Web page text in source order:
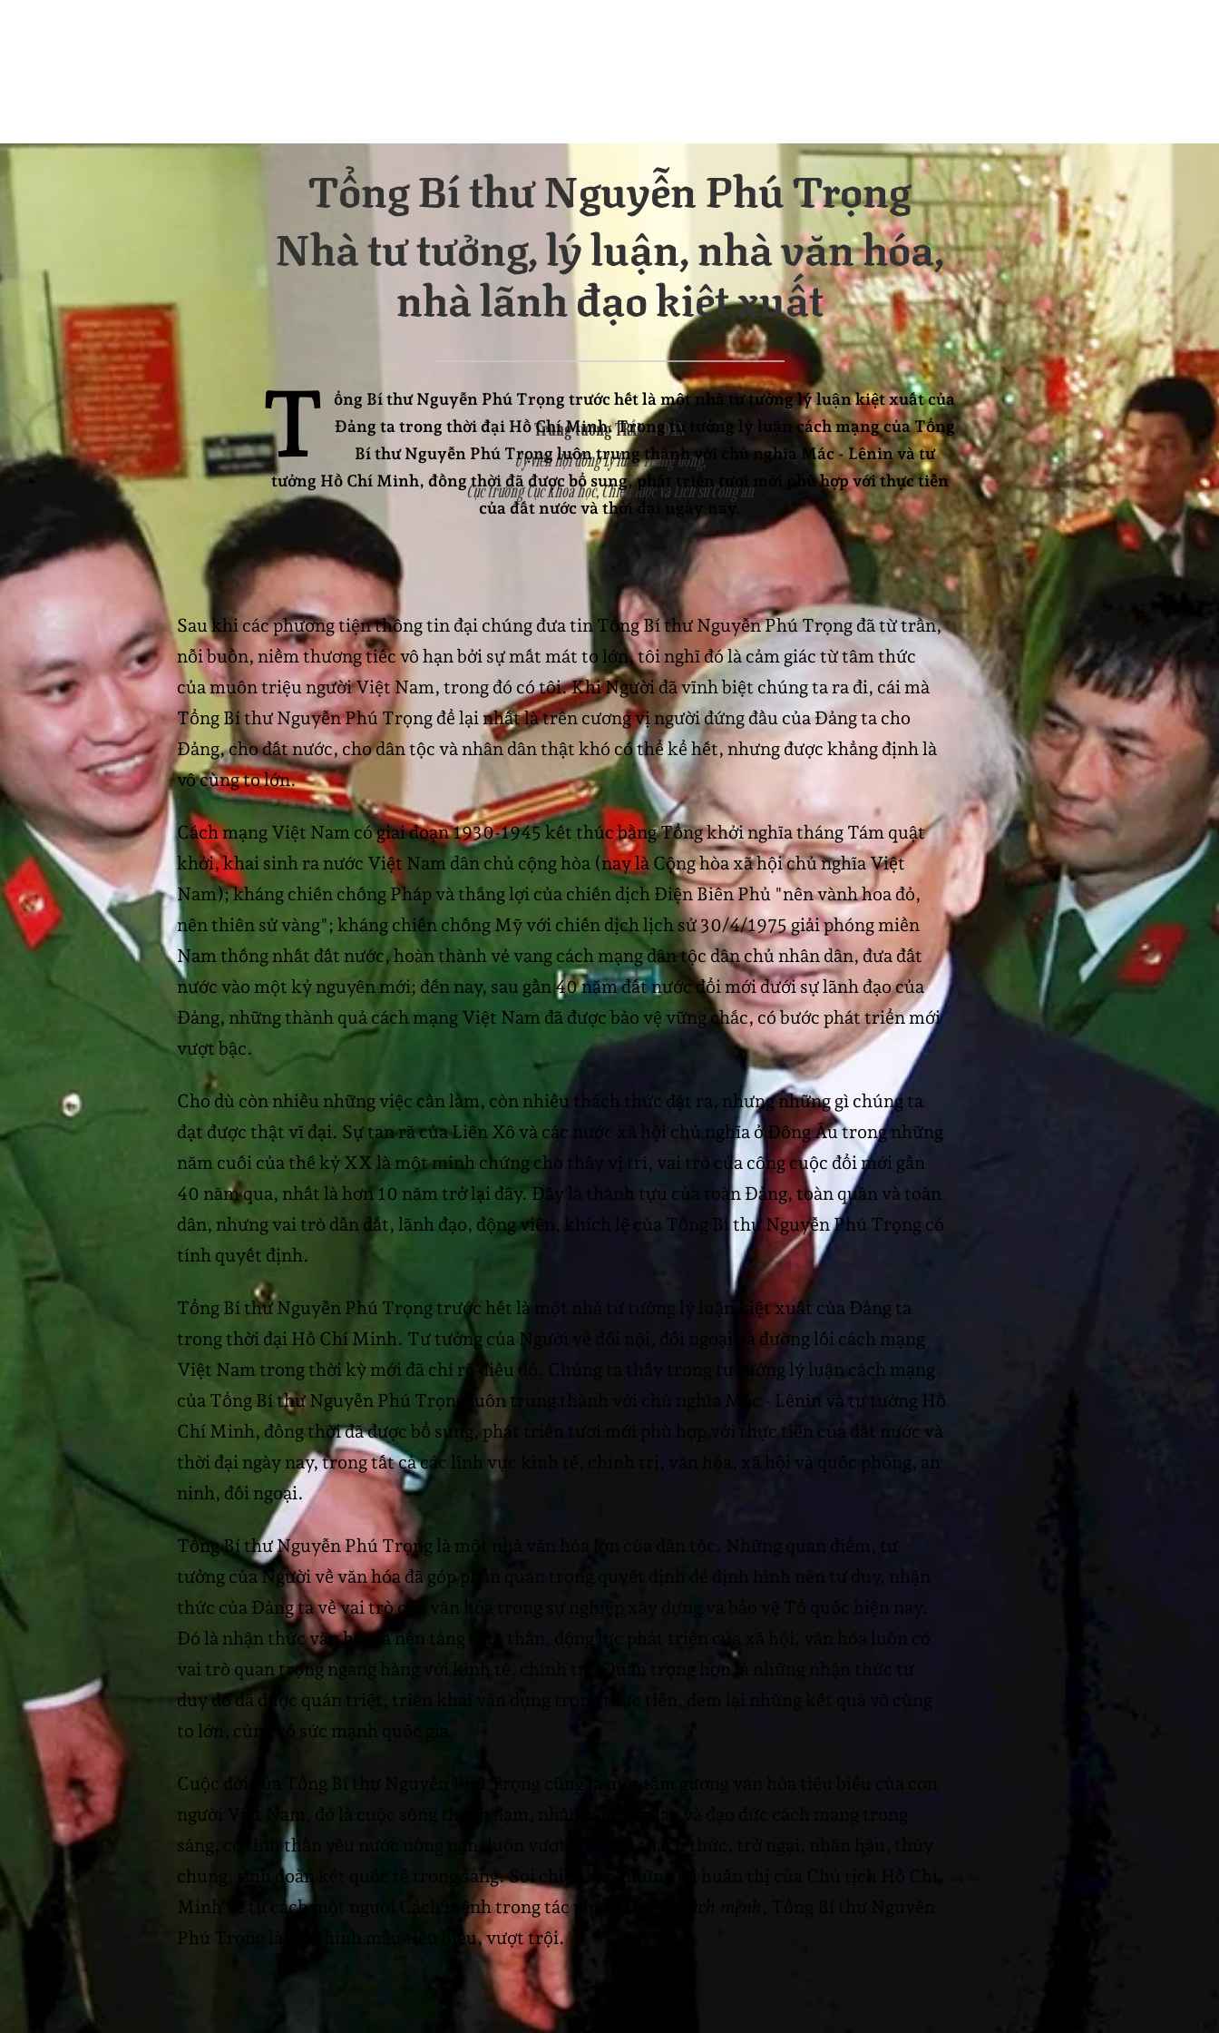
Tổng Bí thư Nguyễn Phú Trọng
Nhà tư tưởng, lý luận, nhà văn hóa,
nhà lãnh đạo kiệt xuất
Trung tướng TRẦN VI DÂN
Ủy viên Hội đồng Lý luận Trung ương,
Cục trưởng Cục Khoa học, Chiến lược và Lịch sử Công an
T
ổng Bí thư Nguyễn Phú Trọng trước hết là một nhà tư tưởng lý luận kiệt xuất của
Đảng ta trong thời đại Hồ Chí Minh. Trong tư tưởng lý luận cách mạng của Tổng
Bí thư Nguyễn Phú Trọng luôn trung thành với chủ nghĩa Mác - Lênin và tư
tưởng Hồ Chí Minh, đồng thời đã được bổ sung, phát triển tươi mới phù hợp với thực tiễn
của đất nước và thời đại ngày nay.
Sau khi các phương tiện thông tin đại chúng đưa tin Tổng Bí thư Nguyễn Phú Trọng đã từ trần,
nỗi buồn, niềm thương tiếc vô hạn bởi sự mất mát to lớn, tôi nghĩ đó là cảm giác từ tâm thức
của muôn triệu người Việt Nam, trong đó có tôi. Khi Người đã vĩnh biệt chúng ta ra đi, cái mà
Tổng Bí thư Nguyễn Phú Trọng để lại nhất là trên cương vị người đứng đầu của Đảng ta cho
Đảng, cho đất nước, cho dân tộc và nhân dân thật khó có thể kể hết, nhưng được khẳng định là
vô cùng to lớn.
Cách mạng Việt Nam có giai đoạn 1930-1945 kết thúc bằng Tổng khởi nghĩa tháng Tám quật
khởi, khai sinh ra nước Việt Nam dân chủ cộng hòa (nay là Cộng hòa xã hội chủ nghĩa Việt
Nam); kháng chiến chống Pháp và thắng lợi của chiến dịch Điện Biên Phủ "nên vành hoa đỏ,
nên thiên sử vàng"; kháng chiến chống Mỹ với chiến dịch lịch sử 30/4/1975 giải phóng miền
Nam thống nhất đất nước, hoàn thành vẻ vang cách mạng dân tộc dân chủ nhân dân, đưa đất
nước vào một kỷ nguyên mới; đến nay, sau gần 40 năm đất nước đổi mới dưới sự lãnh đạo của
Đảng, những thành quả cách mạng Việt Nam đã được bảo vệ vững chắc, có bước phát triển mới
vượt bậc.
Cho dù còn nhiều những việc cần làm, còn nhiều thách thức đặt ra, nhưng những gì chúng ta
đạt được thật vĩ đại. Sự tan rã của Liên Xô và các nước xã hội chủ nghĩa ở Đông Âu trong những
năm cuối của thế kỷ XX là một minh chứng cho thấy vị trí, vai trò của công cuộc đổi mới gần
40 năm qua, nhất là hơn 10 năm trở lại đây. Đây là thành tựu của toàn Đảng, toàn quân và toàn
dân, nhưng vai trò dẫn dắt, lãnh đạo, động viên, khích lệ của Tổng Bí thư Nguyễn Phú Trọng có
tính quyết định.
Tổng Bí thư Nguyễn Phú Trọng trước hết là một nhà tư tưởng lý luận kiệt xuất của Đảng ta
trong thời đại Hồ Chí Minh. Tư tưởng của Người về đối nội, đối ngoại và đường lối cách mạng
Việt Nam trong thời kỳ mới đã chỉ rõ điều đó. Chúng ta thấy trong tư tưởng lý luận cách mạng
của Tổng Bí thư Nguyễn Phú Trọng luôn trung thành với chủ nghĩa Mác - Lênin và tư tưởng Hồ
Chí Minh, đồng thời đã được bổ sung, phát triển tươi mới phù hợp với thực tiễn của đất nước và
thời đại ngày nay, trong tất cả các lĩnh vực kinh tế, chính trị, văn hóa, xã hội và quốc phòng, an
ninh, đối ngoại.
Tổng Bí thư Nguyễn Phú Trọng là một nhà văn hóa lớn của dân tộc. Những quan điểm, tư
tưởng của Người về văn hóa đã góp phần quan trọng quyết định để định hình nên tư duy, nhận
thức của Đảng ta về vai trò của văn hóa trong sự nghiệp xây dựng và bảo vệ Tổ quốc hiện nay.
Đó là nhận thức văn hóa là nền tảng tinh thần, động lực phát triển của xã hội, văn hóa luôn có
vai trò quan trọng ngang hàng với kinh tế, chính trị. Quan trọng hơn là những nhận thức tư
duy đó đã được quán triệt, triển khai vận dụng trong thực tiễn, đem lại những kết quả vô cùng
to lớn, củng cố sức mạnh quốc gia.
Cuộc đời của Tổng Bí thư Nguyễn Phú Trọng cũng là một tấm gương văn hóa tiêu biểu của con
người Việt Nam, đó là cuộc sống thanh đạm, nhân cách lớn lao và đạo đức cách mạng trong
sáng, có tinh thần yêu nước nồng nàn, luôn vượt qua mọi thách thức, trở ngại, nhân hậu, thủy
chung, tình đoàn kết quốc tế trong sáng. Soi chiếu vào những lời huấn thị của Chủ tịch Hồ Chí
Minh về tư cách một người Cách mệnh trong tác phẩm
Phú Trọng là một hình mẫu tiêu biểu, vượt trội.